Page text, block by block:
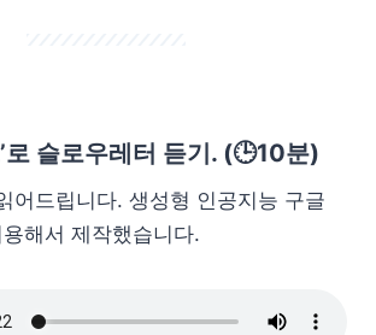
로 슬로우레터 듣기. (🕒10분)
어드립니다. 생성형 인공지능 구글
해서 제작했습니다.